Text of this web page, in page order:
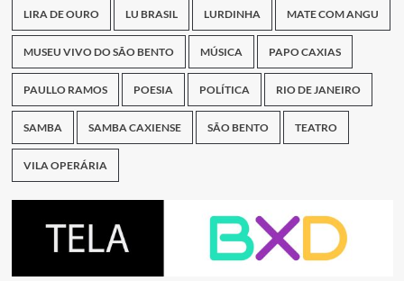
LIRA DE OURO LU BRASIL LURDINHA MATE COM ANGU
MUSEU VIVO DO SÃO BENTO MÚSICA PAPO CAXIAS
PAULLO RAMOS POESIA POLÍTICA RIO DE JANEIRO
SAMBA SAMBA CAXIENSE SÃO BENTO TEATRO
VILA OPERÁRIA